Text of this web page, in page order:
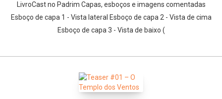
LivroCast no Padrim Capas, esboços e imagens comentadas
Esboço de capa 1 - Vista lateral Esboço de capa 2 - Vista de cima
Esboço de capa 3 - Vista de baixo (